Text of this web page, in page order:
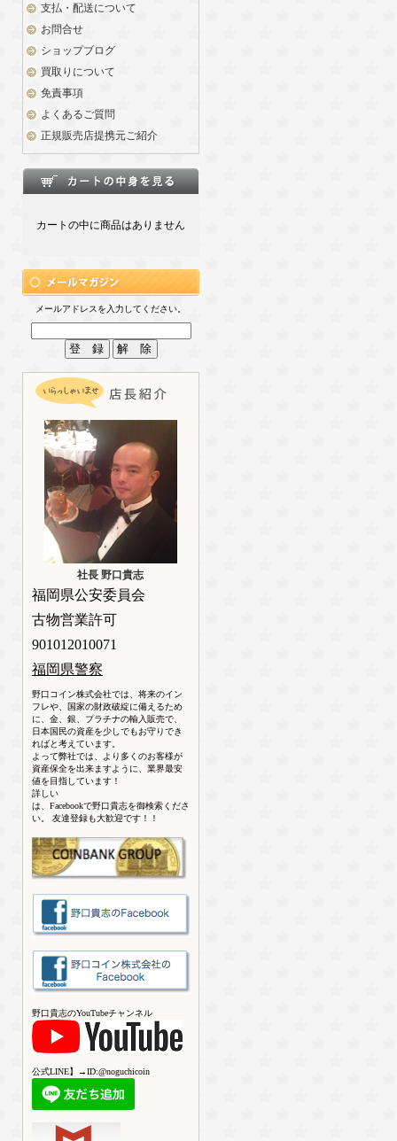
支払・配送について
お問合せ
ショップブログ
買取りについて
免責事項
よくあるご質問
正規販売店提携元ご紹介
カートの中に商品はありません
メールアドレスを入力してください。
社長 野口貴志
福岡県公安委員会
古物営業許可
901012010071
福岡県警察
野口コイン株式会社では、将来のイン
フレや、国家の財政破綻に備えるため
に、金、銀、プラチナの輸入販売で、
日本国民の資産を少しでもお守りでき
ればと考えています。
よって弊社では、より多くのお客様が
資産保全を出来ますように、業界最安
値を目指しています！
詳しい
は、Facebookで野口貴志を御検索くださ
い。 友達登録も大歓迎です！！
野口貴志のYouTubeチャンネル
公式LINE】→ID:@noguchicoin